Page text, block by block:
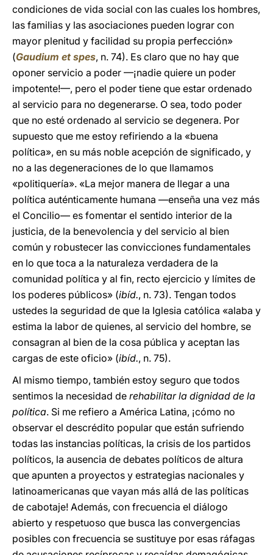
condiciones de vida social con las cuales los hombres,
las familias y las asociaciones pueden lograr con
mayor plenitud y facilidad su propia perfección»
(Gaudium et spes, n. 74). Es claro que no hay que
oponer servicio a poder —¡nadie quiere un poder
impotente!—, pero el poder tiene que estar ordenado
al servicio para no degenerarse. O sea, todo poder
que no esté ordenado al servicio se degenera. Por
supuesto que me estoy refiriendo a la «buena
política», en su más noble acepción de significado, y
no a las degeneraciones de lo que llamamos
«politiquería». «La mejor manera de llegar a una
política auténticamente humana —enseña una vez más
el Concilio— es fomentar el sentido interior de la
justicia, de la benevolencia y del servicio al bien
común y robustecer las convicciones fundamentales
en lo que toca a la naturaleza verdadera de la
comunidad política y al fin, recto ejercicio y límites de
los poderes públicos» (ibíd., n. 73). Tengan todos
ustedes la seguridad de que la Iglesia católica «alaba y
estima la labor de quienes, al servicio del hombre, se
consagran al bien de la cosa pública y aceptan las
cargas de este oficio» (ibíd., n. 75).
Al mismo tiempo, también estoy seguro que todos
sentimos la necesidad de rehabilitar la dignidad de la
política. Si me refiero a América Latina, ¡cómo no
observar el descrédito popular que están sufriendo
todas las instancias políticas, la crisis de los partidos
políticos, la ausencia de debates políticos de altura
que apunten a proyectos y estrategias nacionales y
latinoamericanas que vayan más allá de las políticas
de cabotaje! Además, con frecuencia el diálogo
abierto y respetuoso que busca las convergencias
posibles con frecuencia se sustituye por esas ráfagas